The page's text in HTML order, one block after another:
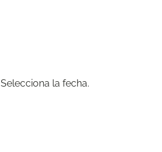
Selecciona la fecha.